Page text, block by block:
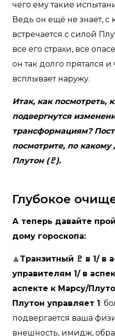
чего ему такие
Ведь он ещё не знает, с
встречается с силой
все его страхи, все
он так долго прятался и
всплывает наружу.
Итак, как посмотреть,
подвергнутся
трансформациям?
посмотрите, по какому
Плутон (♇).
Глубокое
А теперь давайте
дому гороскопа:
🔼 Транзитный ♇ в 1/ в
управителям 1/ в
аспекте к Марсу/
Плутон управляет 1:
подвергается ваша
внешность, имидж,